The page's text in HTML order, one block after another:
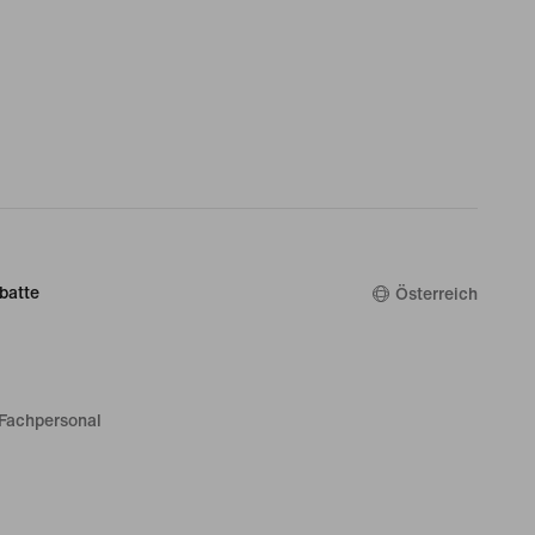
Österreich